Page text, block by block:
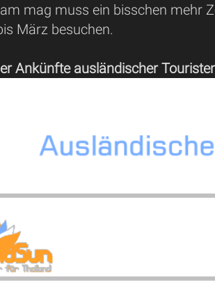
mag muss ein bisschen mehr
März besuchen.
Ankünfte ausländischer